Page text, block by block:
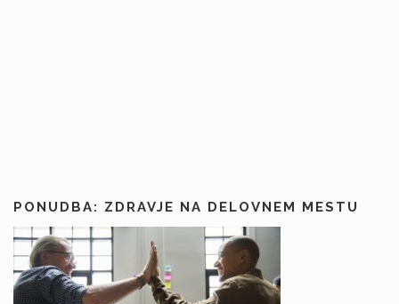
PONUDBA: ZDRAVJE NA DELOVNEM MESTU